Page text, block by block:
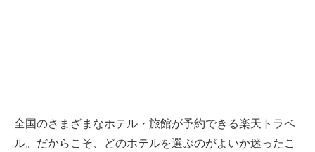
全国のさまざまなホテル・旅館が予約できる楽天トラベ
ル。だからこそ、どのホテルを選ぶのがよいか迷ったこ